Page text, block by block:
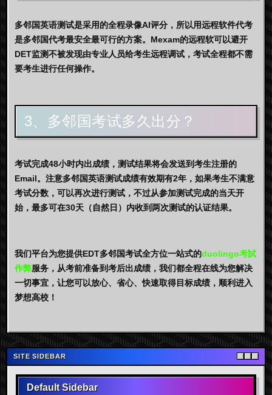
多邻国英语测试是采用的全程录像AI评分，所以用远程软件代考
是多邻国代考最安全最可行的方案。Mexam的远程软可以避开
DET监测不被发现由专业人员给考生远程调试，考试全程都不需
要考生进行任何操作。
3、多邻国考试多久出分？
考试完成48小时内出成绩，测试结果将会发送到考生注册的
Email。注意多邻国英语测试成绩有效期有2年，如果考生不满意
考试分数，可以再次进行测试，不过从参加测试完成的当天开
始，最多可在30天（自然日）内收到两次测试的认证结果。
我们平台为您提供EDT多邻国考试全方位一站式的duolingo考試
作弊服务，从考前准备到考后出成绩，我们都全程在线为您解决
一切事宜，让您可以放心、省心、快速取得目标成绩，顺利进入
梦想高校！
SITE SIDEBAR
Default Sidebar